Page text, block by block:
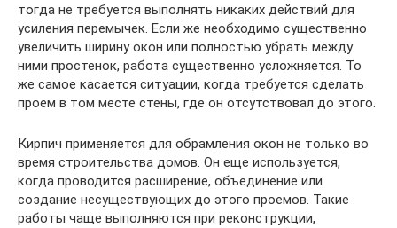
тогда не требуется выполнять никаких действий для
усиления перемычек. Если же необходимо существенно
увеличить ширину окон или полностью убрать между
ними простенок, работа существенно усложняется. То
же самое касается ситуации, когда требуется сделать
проем в том месте стены, где он отсутствовал до этого.
Кирпич применяется для обрамления окон не только во
время строительства домов. Он еще используется,
когда проводится расширение, объединение или
создание несуществующих до этого проемов. Такие
работы чаще выполняются при реконструкции,